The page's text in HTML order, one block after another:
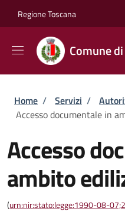
Regione Toscana
Comune
Briciole di
Home / Servizi /
Accesso documentale in
Accesso
ambito
(urn:nir:stato:legge:1990-08-